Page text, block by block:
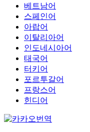
베트남어
스페인어
아랍어
이탈리아어
인도네시아어
태국어
터키어
포르투갈어
프랑스어
힌디어